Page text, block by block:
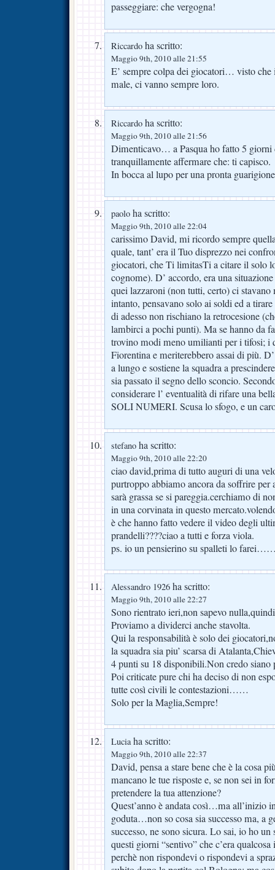
passeggiare: che vergogna!
Riccardo ha scritto:
Maggio 9th, 2010 alle 21:55
E’ sempre colpa dei giocatori… visto che
male, ci vanno sempre loro.
Riccardo ha scritto:
Maggio 9th, 2010 alle 21:56
Dimenticavo… a Pasqua ho fatto 5 giorni
tranquillamente affermare che: ti capisco.
In bocca al lupo per una pronta
paolo ha scritto:
Maggio 9th, 2010 alle 22:04
carissimo David, mi ricordo sempre
quale, tant’ era il Tuo disprezzo nei
giocatori, che Ti limitasTi a citare il solo
cognome). D’ accordo, era una
quei lazzaroni (non tutti, certo) ci
intanto, pensavano solo ai soldi ed a
di adesso non rischiano la retrocesione
lambirci a pochi punti). Ma se hanno da
trovino modi meno umilianti per i tifosi; i
Fiorentina e meriterebbero assai di più.
a lungo e sostiene la squadra a
sia passato il segno dello sconcio.
considerare l’ eventualità di rifare una
SOLI NUMERI. Scusa lo sfogo, e un
stefano ha scritto:
Maggio 9th, 2010 alle 22:20
ciao david,prima di tutto auguri di una
purtroppo abbiamo ancora da soffrire
sarà grassa se si pareggia.cerchiamo di
in una corvinata in questo
è che hanno fatto vedere il video degli
prandelli????ciao a tutti e forza viola.
ps. io un pensierino su spalleti lo
Alessandro 1926 ha scritto:
Maggio 9th, 2010 alle 22:27
Sono rientrato ieri,non sapevo
Proviamo a dividerci anche stavolta.
Qui la responsabilità è solo dei
la squadra sia piu’ scarsa di
4 punti su 18 disponibili.Non credo siano
Poi criticate pure chi ha deciso di non
tutte così civili le contestazioni……
Solo per la Maglia,Sempre!
Luciaha scritto:
Maggio 9th, 2010 alle 22:37
David, pensa a stare bene che è la cosa
mancano le tue risposte e, se non sei in
pretendere la tua attenzione?
Quest’anno è andata così…ma all’inizio
goduta…non so cosa sia successo ma, a
successo, ne sono sicura. Lo sai, io ho un
questi giorni “sentivo” che c’era
perchè non rispondevi o rispondevi a